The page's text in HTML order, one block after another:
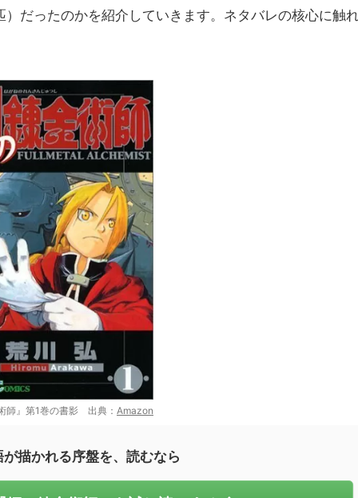
だったのかを紹介していきます。ネタバレの核心に触
師』第1巻の書影 出典： Amazon
描かれる序盤を、読むなら